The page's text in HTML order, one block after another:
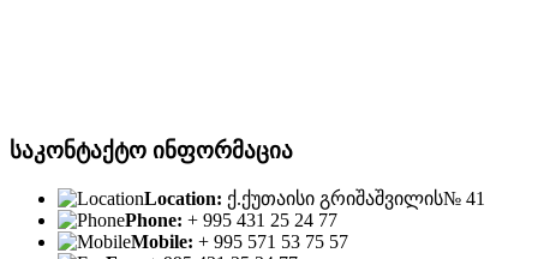
საკონტაქტო ინფორმაცია
Location: ქ.ქუთაისი გრიშაშვილის№ 41
Phone: + 995 431 25 24 77
Mobile: + 995 571 53 75 57